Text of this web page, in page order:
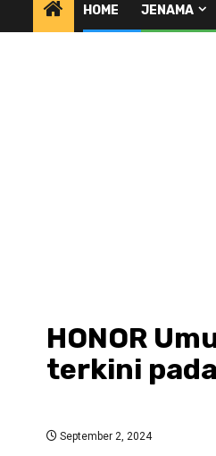
HOME JENAMA
HONOR
terkini pada
September 2, 2024